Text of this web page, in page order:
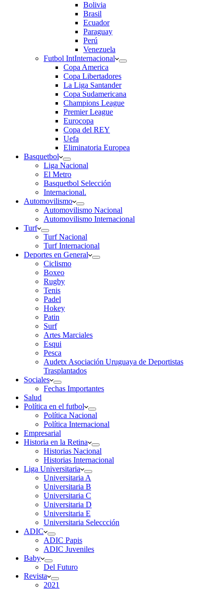
Bolivia
Brasil
Ecuador
Paraguay
Perú
Venezuela
Futbol IntInternacional
Copa America
Copa Libertadores
La Liga Santander
Copa Sudamericana
Champions League
Premier League
Eurocopa
Copa del REY
Uefa
Eliminatoria Europea
Basquetbol
Liga Nacional
El Metro
Basquetbol Selección
Internacional.
Automovilismo
Automovilismo Nacional
Automovilismo Internacional
Turf
Turf Nacional
Turf Internacional
Deportes en General
Ciclismo
Boxeo
Rugby
Tenis
Padel
Hokey
Patin
Surf
Artes Marciales
Esqui
Pesca
Audetx Asociación Uruguaya de Deportistas
Trasplantados
Sociales
Fechas Importantes
Salud
Política en el futbol
Política Nacional
Política Internacional
Empresarial
Historia en la Retina
Historias Nacional
Historias Internacional
Liga Universitaria
Universitaria A
Universitaria B
Universitaria C
Universitaria D
Universitaria E
Universitaria Seleccción
ADIC
ADIC Papis
ADIC Juveniles
Baby
Del Futuro
Revista
2021